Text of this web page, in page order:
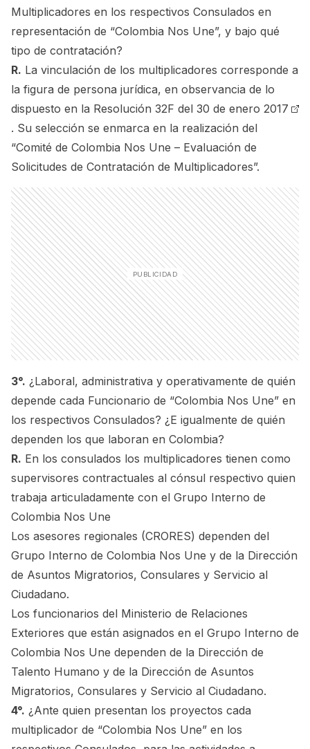
Multiplicadores en los respectivos Consulados en
representación de “Colombia Nos Une”, y bajo qué
tipo de contratación?
R. La vinculación de los multiplicadores corresponde a
la figura de persona jurídica, en observancia de lo
dispuesto en la Resolución 32F del 30 de enero 2017
. Su selección se enmarca en la realización del
“Comité de Colombia Nos Une – Evaluación de
Solicitudes de Contratación de Multiplicadores”.
3°. ¿Laboral, administrativa y operativamente de quién
depende cada Funcionario de “Colombia Nos Une” en
los respectivos Consulados? ¿E igualmente de quién
dependen los que laboran en Colombia?
R. En los consulados los multiplicadores tienen como
supervisores contractuales al cónsul respectivo quien
trabaja articuladamente con el Grupo Interno de
Colombia Nos Une
Los asesores regionales (CRORES) dependen del
Grupo Interno de Colombia Nos Une y de la Dirección
de Asuntos Migratorios, Consulares y Servicio al
Ciudadano.
Los funcionarios del Ministerio de Relaciones
Exteriores que están asignados en el Grupo Interno de
Colombia Nos Une dependen de la Dirección de
Talento Humano y de la Dirección de Asuntos
Migratorios, Consulares y Servicio al Ciudadano.
4°. ¿Ante quien presentan los proyectos cada
multiplicador de “Colombia Nos Une” en los